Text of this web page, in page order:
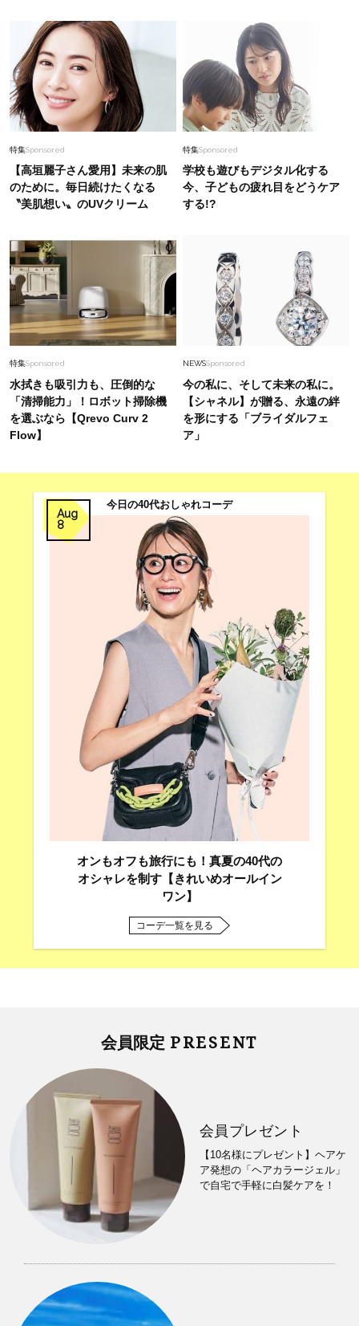
特集Sponsored
【高垣麗子さん愛用】未来の肌
のために。毎日続けたくなる
〝美肌想い〟のUVクリーム
特集Sponsored
学校も遊びもデジタル化する
今、子どもの疲れ目をどうケア
する!?
特集Sponsored
水拭きも吸引力も、圧倒的な
「清掃能力」！ロボット掃除機
を選ぶなら【Qrevo Curv 2
Flow】
NEWSSponsored
今の私に、そして未来の私に。
【シャネル】が贈る、永遠の絆
を形にする「ブライダルフェ
ア」
Aug
8
今日の40代おしゃれコーデ
オンもオフも旅行にも！真夏の40代の
オシャレを制す【きれいめオールイン
ワン】
コーデ一覧を見る
会員限定 PRESENT
会員プレゼント
【10名様にプレゼント】ヘアケ
ア発想の「ヘアカラージェル」
で自宅で手軽に白髪ケアを！